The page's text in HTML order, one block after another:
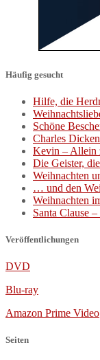
Häufig gesucht
Hilfe, die
Schöne
Charles
Kevin – Allein
Die Geister,
Weihnachten
… und den
Weihnachten
Santa Clause
Veröffentlichungen
DVD
Blu-ray
Amazon Prime Video
Seiten